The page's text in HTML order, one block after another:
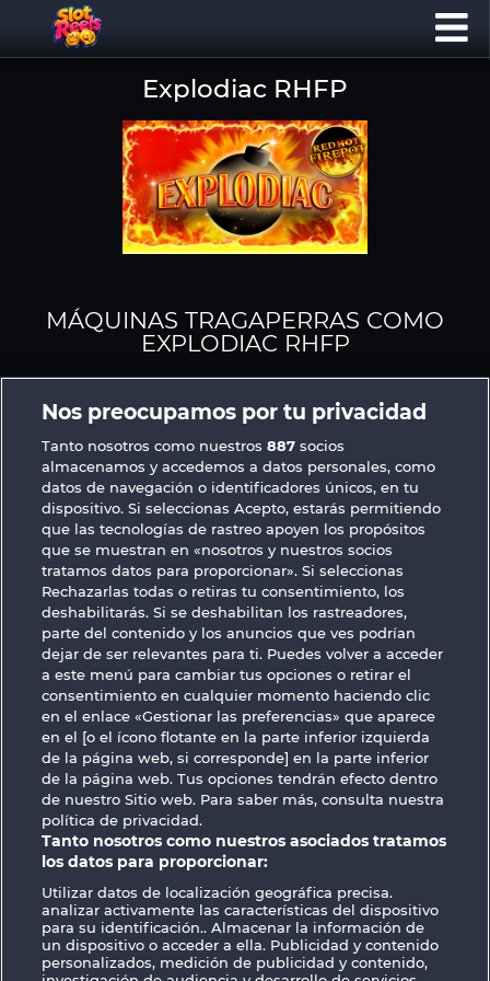
Explodiac RHFP
MÁQUINAS TRAGAPERRAS COMO
EXPLODIAC RHFP
7 Supernova Fruits Wild Rubies
Fancy Fruits Total Eclipse
Términos y condiciones
Declaración de privacidad Aviso Legal
Empresa FAQ
Enviar solicitud de desistimiento
Nos preocupamos por tu privacidad
Tanto nosotros como nuestros887 socios
almacenamos y accedemos a datos personales, como
datos de navegación o identificadores únicos, en tu
dispositivo. Si seleccionas Acepto, estarás permitiendo
que las tecnologías de rastreo apoyen los propósitos
que se muestran en «nosotros y nuestros socios
tratamos datos para proporcionar». Si seleccionas
Rechazarlas todas o retiras tu consentimiento, los
deshabilitarás. Si se deshabilitan los rastreadores,
parte del contenido y los anuncios que ves podrían
dejar de ser relevantes para ti. Puedes volver a acceder
a este menú para cambiar tus opciones o retirar el
consentimiento en cualquier momento haciendo clic
en el enlace «Gestionar las preferencias» que aparece
en el [o el ícono flotante en la parte inferior izquierda
de la página web, si corresponde] en la parte inferior
de la página web. Tus opciones tendrán efecto dentro
de nuestro Sitio web. Para saber más, consulta nuestra
política de privacidad.
Tanto nosotros como nuestros asociados tratamos
los datos para proporcionar:
Utilizar datos de localización geográfica precisa.
analizar activamente las características del dispositivo
para su identificación.. Almacenar la información de
un dispositivo o acceder a ella. Publicidad y contenido
personalizados, medición de publicidad y contenido,